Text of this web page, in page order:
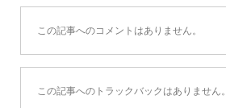
この記事へのコメントはありません。
この記事へのトラックバックはありません。